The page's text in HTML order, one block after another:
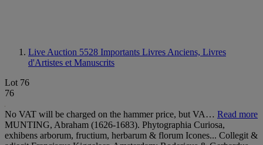
Live Auction 5528 Importants Livres Anciens, Livres
d'Artistes et Manuscrits
Lot 76
76
No VAT will be charged on the hammer price, but VA… Read more
MUNTING, Abraham (1626-1683). Phytographia Curiosa,
exhibens arborum, fructium, herbarum & florum Icones... Collegit &